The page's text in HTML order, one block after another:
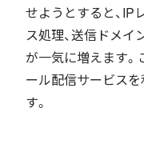
せようとすると、IP
ス処理、送信ドメイ
が一気に増えます
ール配信サービス
す。